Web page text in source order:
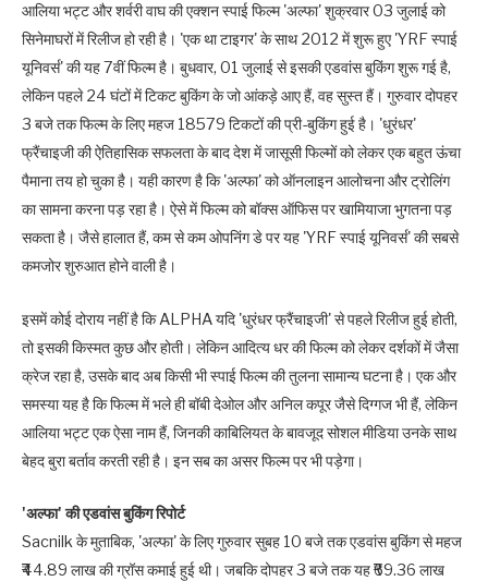
आलिया भट्ट और शर्वरी वाघ की एक्‍शन स्‍पाई फिल्‍म 'अल्‍फा' शुक्रवार 03 जुलाई को
सिनेमाघरों में रिलीज हो रही है। 'एक था टाइगर' के साथ 2012 में शुरू हुए 'YRF स्पाई
यूनिवर्स' की यह 7वीं फिल्‍म है। बुधवार, 01 जुलाई से इसकी एडवांस बुकिंग शुरू गई है,
लेकिन पहले 24 घंटों में टिकट बुकिंग के जो आंकड़े आए हैं, वह सुस्‍त हैं। गुरुवार दोपहर
3 बजे तक फिल्‍म के लिए महज 18579 टिकटों की प्री-बुकिंग हुई है। 'धुरंधर'
फ्रैंचाइजी की ऐतिहासिक सफलता के बाद देश में जासूसी फिल्‍मों को लेकर एक बहुत ऊंचा
पैमाना तय हो चुका है। यही कारण है कि 'अल्‍फा' को ऑनलाइन आलोचना और ट्रोलिंग
का सामना करना पड़ रहा है। ऐसे में फिल्‍म को बॉक्‍स ऑफिस पर खामियाजा भुगतना पड़
सकता है। जैसे हालात हैं, कम से कम ओपनिंग डे पर यह 'YRF स्पाई यूनिवर्स' की सबसे
कमजोर शुरुआत होने वाली है।
इसमें कोई दोराय नहीं है कि ALPHA यदि 'धुरंधर फ्रैंचाइजी' से पहले रिलीज हुई होती,
तो इसकी किस्‍मत कुछ और होती। लेकिन आदित्‍य धर की फिल्‍म को लेकर दर्शकों में जैसा
क्रेज रहा है, उसके बाद अब किसी भी स्‍पाई फिल्‍म की तुलना सामान्‍य घटना है। एक और
समस्‍या यह है कि फिल्‍म में भले ही बॉबी देओल और अनिल कपूर जैसे दिग्‍गज भी हैं, लेकिन
आलिया भट्ट एक ऐसा नाम हैं, जिनकी काबिलियत के बावजूद सोशल मीडिया उनके साथ
बेहद बुरा बर्ताव करती रही है। इन सब का असर फिल्‍म पर भी पड़ेगा।
'अल्‍फा' की एडवांस बुकिंग रिपोर्ट
Sacnilk के मुताबिक, 'अल्‍फा' के लिए गुरुवार सुबह 10 बजे तक एडवांस बुकिंग से महज
₹44.89 लाख की ग्रॉस कमाई हुई थी। जबकि दोपहर 3 बजे तक यह ₹69.36 लाख